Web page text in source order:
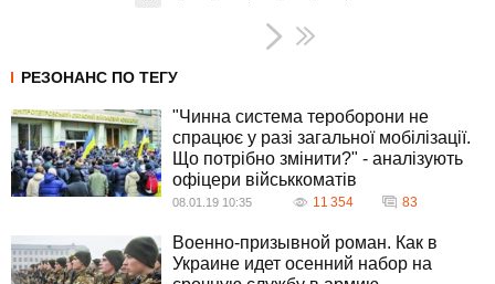
РЕЗОНАНС ПО ТЕГУ
"Чинна система тероборони не
спрацює у разі загальної мобілізації.
Що потрібно змінити?" - аналізують
офіцери військкоматів
08.01.19 10:35 11 354 83
Военно-призывной роман. Как в
Украине идет осенний набор на